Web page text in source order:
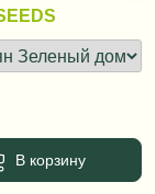
В корзину